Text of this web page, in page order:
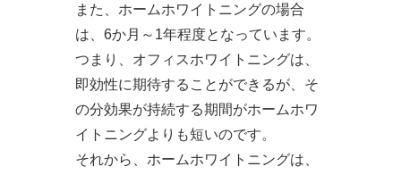
また、ホームホワイトニングの場合
は、6か月～1年程度となっています。
つまり、オフィスホワイトニングは、
即効性に期待することができるが、そ
の分効果が持続する期間がホームホワ
イトニングよりも短いのです。
それから、ホームホワイトニングは、